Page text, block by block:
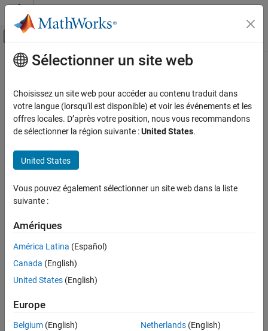
Passer au contenu
Activer/désactiver l'affichage du menu
Accueil de la documentation
Data Import and Export
Hardware and Network Communication
Arduino Hardware
Sensors
ON THIS PAGE
Syntax
Description
Examples
Output Arguments
Contenu principal
readGesture
Read gesture through APDS9960 sensor
Since R2021b
collapse all in page
[readGesture,timestamp] = readGesture(apds9960obj)
Add-On Required:
the gesture readings as an enumeration constant. The possible
values for the enumeration constant are
right.Timestampis optional.
Examples
Read Gesture from Sensor
Sélectionner un site web
Choisissez un site web pour accéder au contenu traduit dans
votre langue (lorsqu'il est disponible) et voir les événements et les
offres locales. D’après votre position, nous vous recommandons
de sélectionner la région suivante :United States.
United States
Vous pouvez également sélectionner un site web dans la liste
suivante :
Amériques
América Latina (Español)
Canada (English)
United States (English)
Europe
Belgium (English)
Netherlands(English)